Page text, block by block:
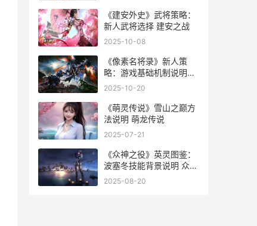
《建安外史》武将策略：
新人武将选择 建安之战
2025-10-08
《像素名将录》新人策
略：游戏基础机制说明&
萌新入门指导 像素名将录
2025-10-20
《萌灵传说》雪山之巅方
法说明 萌龙传说
2025-07-21
《众神之役》英灵图鉴：
波塞冬技能背景说明 众神
之主英文翻译
2025-08-20